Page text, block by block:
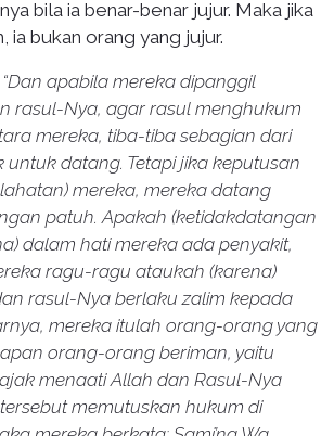
bila ia benar-benar jujur. Maka jika
ia bukan orang yang jujur.
“Dan apabila mereka dipanggil
rasul-Nya, agar rasul menghukum
mereka, tiba-tiba sebagian dari
datang. Tetapi jika keputusan
mereka, mereka datang
patuh. Apakah (ketidakdatangan
dalam hati mereka ada penyakit,
ragu-ragu ataukah (karena)
rasul-Nya berlaku zalim kepada
mereka itulah orang-orang yang
orang-orang beriman, yaitu
menaati Allah dan Rasul-Nya
memutuskan hukum di